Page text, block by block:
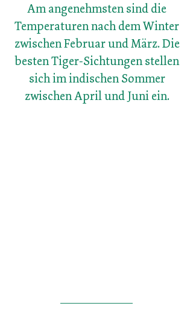
Am angenehmsten sind die
Temperaturen nach dem Winter
zwischen Februar und März. Die
besten Tiger-Sichtungen stellen
sich im indischen Sommer
zwischen April und Juni ein.